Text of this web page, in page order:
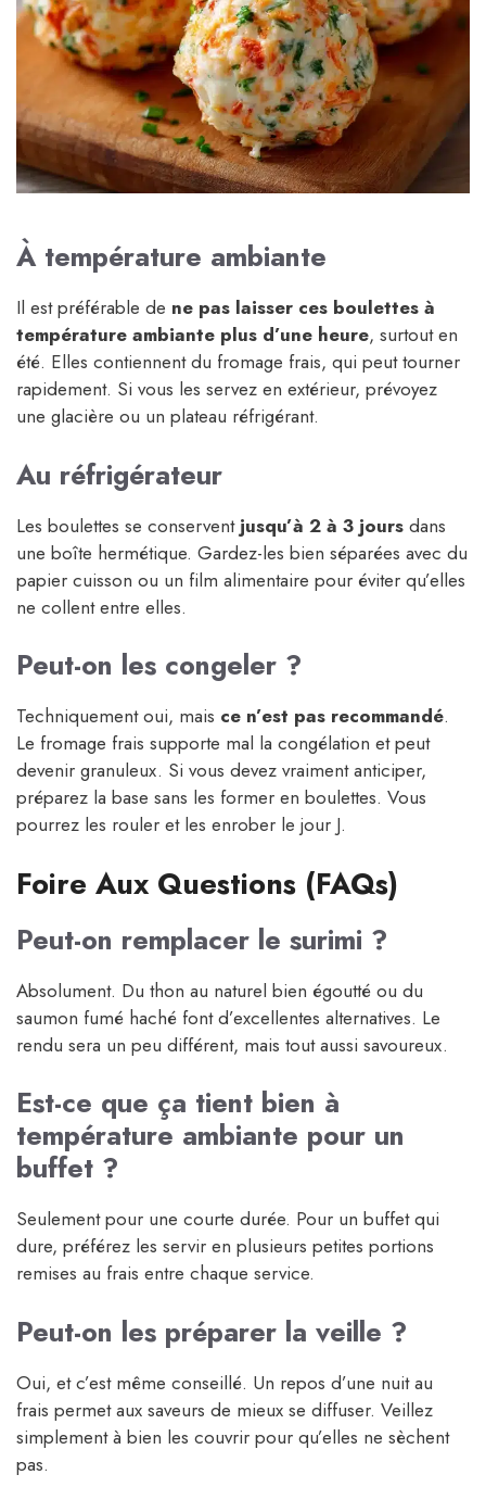
À température ambiante
Il est préférable de ne pas laisser ces boulettes à
température ambiante plus d’une heure, surtout en
été. Elles contiennent du fromage frais, qui peut tourner
rapidement. Si vous les servez en extérieur, prévoyez
une glacière ou un plateau réfrigérant.
Au réfrigérateur
Les boulettes se conservent jusqu’à 2 à 3 jours dans
une boîte hermétique. Gardez-les bien séparées avec du
papier cuisson ou un film alimentaire pour éviter qu’elles
ne collent entre elles.
Peut-on les congeler ?
Techniquement oui, mais ce n’est pas recommandé.
Le fromage frais supporte mal la congélation et peut
devenir granuleux. Si vous devez vraiment anticiper,
préparez la base sans les former en boulettes. Vous
pourrez les rouler et les enrober le jour J.
Foire Aux Questions (FAQs)
Peut-on remplacer le surimi ?
Absolument. Du thon au naturel bien égoutté ou du
saumon fumé haché font d’excellentes alternatives. Le
rendu sera un peu différent, mais tout aussi savoureux.
Est-ce que ça tient bien à
température ambiante pour un
buffet ?
Seulement pour une courte durée. Pour un buffet qui
dure, préférez les servir en plusieurs petites portions
remises au frais entre chaque service.
Peut-on les préparer la veille ?
Oui, et c’est même conseillé. Un repos d’une nuit au
frais permet aux saveurs de mieux se diffuser. Veillez
simplement à bien les couvrir pour qu’elles ne sèchent
pas.